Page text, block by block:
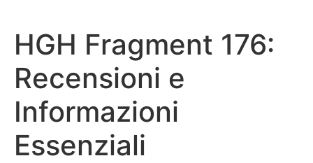
HGH Fragment 176:
Recensioni e
Informazioni
Essenziali